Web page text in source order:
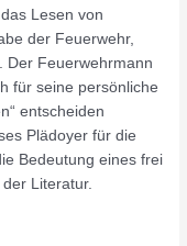
Lesen von
der Feuerwehr,
Der Feuerwehrmann
für seine persönliche
entscheiden
Plädoyer für die
Bedeutung eines frei
Literatur.